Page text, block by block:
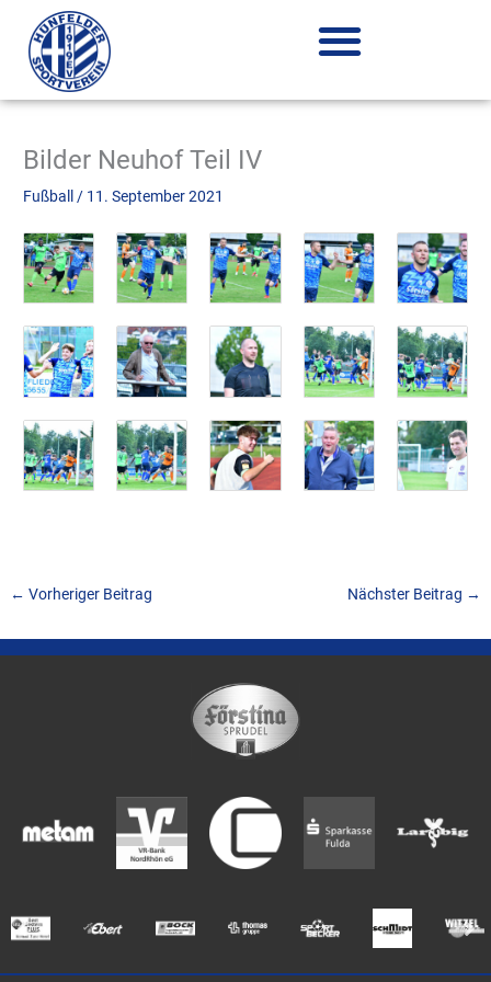
Inhalt
springen
Bilder Neuhof Teil IV
Fußball / 11. September 2021
← Vorheriger Beitrag Nächster Beitrag →